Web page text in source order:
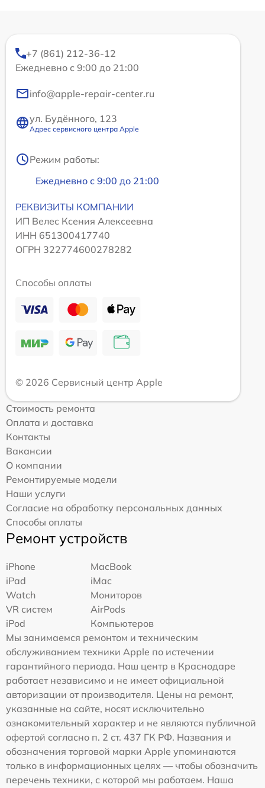
+7 (861) 212-36-12
Ежедневно с 9:00 до 21:00
info@apple-repair-center.ru
ул. Будённого, 123
Адрес сервисного центра Apple
Режим работы:
Ежедневно с 9:00 до 21:00
РЕКВИЗИТЫ КОМПАНИИ
ИП Велес Ксения Алексеевна
ИНН 651300417740
ОГРН 322774600278282
Способы оплаты
© 2026 Сервисный центр Apple
Стоимость ремонта
Оплата и доставка
Контакты
Вакансии
О компании
Ремонтируемые модели
Наши услуги
Согласие на обработку персональных данных
Способы оплаты
Ремонт устройств
iPhone
MacBook
iPad
iMac
Watch
Мониторов
VR систем
AirPods
iPod
Компьютеров
Мы занимаемся ремонтом и техническим
обслуживанием техники Apple по истечении
гарантийного периода. Наш центр в Краснодаре
работает независимо и не имеет официальной
авторизации от производителя. Цены на ремонт,
указанные на сайте, носят исключительно
ознакомительный характер и не являются публичной
офертой согласно п. 2 ст. 437 ГК РФ. Названия и
обозначения торговой марки Apple упоминаются
только в информационных целях — чтобы обозначить
перечень техники, с которой мы работаем. Наша